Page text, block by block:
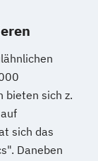
bieten sich z.
sich das
Daneben